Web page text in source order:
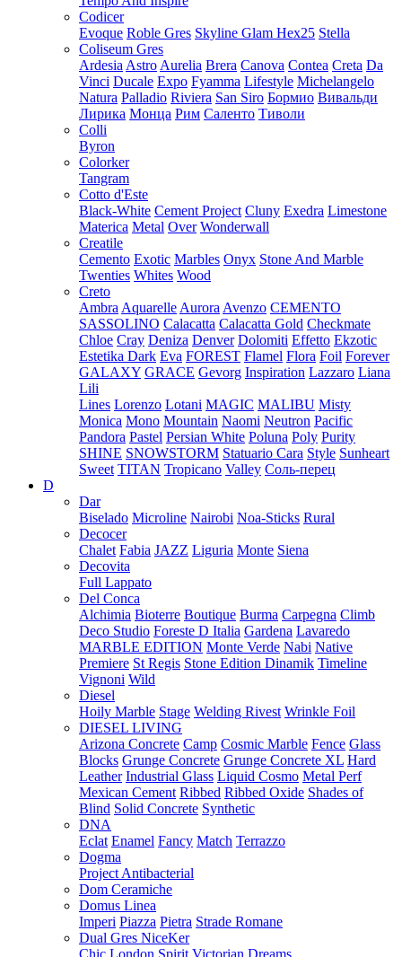
Codicer
Evoque Roble Gres Skyline Glam Hex25 Stella
Coliseum Gres
Ardesia Astro Aurelia Brera Canova Contea Creta Da
Vinci Ducale Expo Fyamma Lifestyle Michelangelo
Natura Palladio Riviera San Siro Бормио Вивальди
Лирика Монца Рим Саленто Тиволи
Colli
Byron
Colorker
Tangram
Cotto d'Este
Black-White Cement Project Cluny Exedra Limestone
Materica Metal Over Wonderwall
Creatile
Cemento Exotic Marbles Onyx Stone And Marble
Twenties Whites Wood
Creto
Ambra Aquarelle Aurora Avenzo CEMENTO
SASSOLINO Calacatta Calacatta Gold Checkmate
Chloe Cray Deniza Denver Dolomiti Effetto Ekzotic
Estetika Dark Eva FOREST Flamel Flora Foil Forever
GALAXY GRACE Gevorg Inspiration Lazzaro Liana
Lili
Lines Lorenzo Lotani MAGIC MALIBU Misty
Monica Mono Mountain Naomi Neutron Pacific
Pandora Pastel Persian White Poluna Poly Purity
SHINE SNOWSTORM Statuario Cara Style Sunheart
Sweet TITAN Tropicano Valley Соль-перец
D
Dar
Biselado Microline Nairobi Noa-Sticks Rural
Decocer
Chalet Fabia JAZZ Liguria Monte Siena
Decovita
Full Lappato
Del Conca
Alchimia Bioterre Boutique Burma Carpegna Climb
Deco Studio Foreste D Italia Gardena Lavaredo
MARBLE EDITION Monte Verde Nabi Native
Premiere St Regis Stone Edition Dinamik Timeline
Vignoni Wild
Diesel
Hoily Marble Stage Welding Rivest Wrinkle Foil
DIESEL LIVING
Arizona Concrete Camp Cosmic Marble Fence Glass
Blocks Grunge Concrete Grunge Concrete XL Hard
Leather Industrial Glass Liquid Cosmo Metal Perf
Mexican Cement Ribbed Ribbed Oxide Shades of
Blind Solid Concrete Synthetic
DNA
Eclat Enamel Fancy Match Terrazzo
Dogma
Project Antibacterial
Dom Ceramiche
Domus Linea
Imperi Piazza Pietra Strade Romane
Dual Gres NiceKer